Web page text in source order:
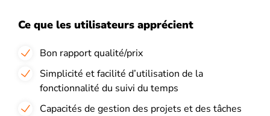
Ce que les utilisateurs apprécient
Bon rapport qualité/prix
Simplicité et facilité d’utilisation de la
fonctionnalité du suivi du temps
Capacités de gestion des projets et des tâches